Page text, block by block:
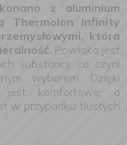
z aluminium
Thermolon Infinity
która
Powłoka jest
substancji, co czyni
wyborem. Dzięki
jest komfortowe, a
w przypadku tłustych